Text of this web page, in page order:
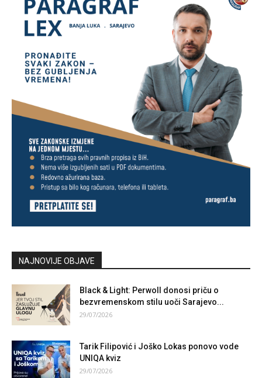
NAJNOVIJE OBJAVE
Black & Light: Perwoll donosi priču o
bezvremenskom stilu uoči Sarajevo...
29/07/2026
Tarik Filipović i Joško Lokas ponovo vode
UNIQA kviz
29/07/2026